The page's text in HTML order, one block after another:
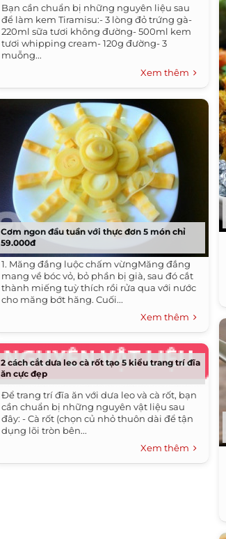
Bạn cần chuẩn bị những nguyên liệu sau
để làm kem Tiramisu:- 3 lòng đỏ trứng gà-
220ml sữa tươi không đường- 500ml kem
tươi whipping cream- 120g đường- 3
muỗng...
Xem thêm
Cơm ngon đầu tuần với thực đơn 5 món chỉ
59.000đ
1. Măng đắng luộc chấm vừngMăng đắng
mang về bóc vỏ, bỏ phần bị già, sau đó cắt
thành miếng tuỳ thích rồi rửa qua với nước
cho măng bớt hăng. Cuối...
Xem thêm
2 cách cắt dưa leo cà rốt tạo 5 kiểu trang trí đĩa
ăn cực đẹp
Để trang trí đĩa ăn với dưa leo và cà rốt, bạn
cần chuẩn bị những nguyên vật liệu sau
đây: - Cà rốt (chọn củ nhỏ thuôn dài để tận
dụng lõi tròn bên...
Xem thêm